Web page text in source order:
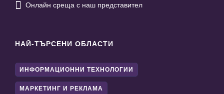
 Онлайн среща с наш представител
НАЙ-ТЪРСЕНИ ОБЛАСТИ
ИНФОРМАЦИОННИ ТЕХНОЛОГИИ
МАРКЕТИНГ И РЕКЛАМА